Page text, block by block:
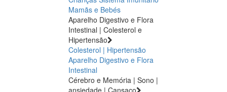
Mamãs e Bebés
Aparelho Digestivo e Flora
Intestinal | Colesterol e
Hipertensão
Colesterol | Hipertensão
Aparelho Digestivo e Flora
Intestinal
Cérebro e Memória | Sono |
ansiedade | Cansaço